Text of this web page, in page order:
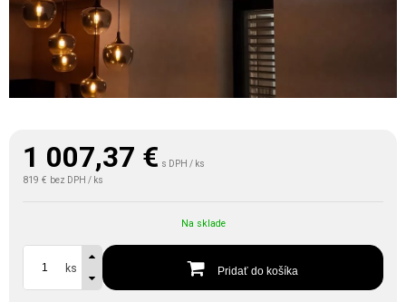
1 007,37 € s DPH / ks
819 € bez DPH / ks
Na sklade
ks Pridať do košíka